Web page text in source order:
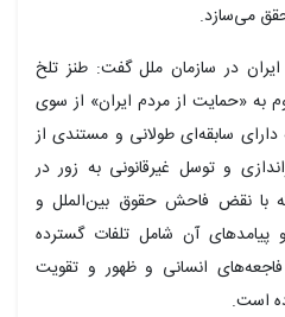
می‌سازد.
در سازمان ملل گفت: طنز تلخ
«حمایت از مردم ایران» از سوی
سابقه‌ای طولانی و مستندی از
و توسل غیرقانونی به زور در
نقض فاحش حقوق بین‌الملل و
آن شامل تلفات گسترده
انسانی و ظهور و تقویت